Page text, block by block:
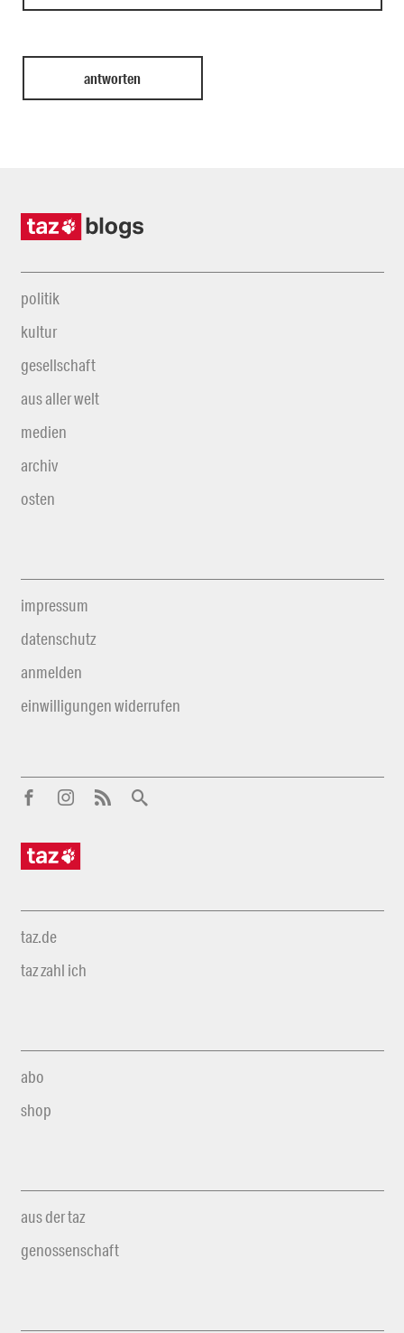
politik
kultur
gesellschaft
aus aller welt
medien
archiv
osten
impressum
datenschutz
anmelden
einwilligungen widerrufen
taz.de
taz zahl ich
abo
shop
aus der taz
genossenschaft